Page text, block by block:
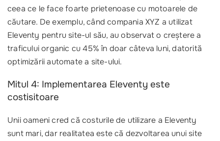
ceea ce le face foarte prietenoase cu motoarele de
căutare. De exemplu, când compania XYZ a utilizat
Eleventy pentru site-ul său, au observat o creștere a
traficului organic cu 45% în doar câteva luni, datorită
optimizării automate a site-ului.
Mitul 4: Implementarea Eleventy este
costisitoare
Unii oameni cred că costurile de utilizare a Eleventy
sunt mari, dar realitatea este că dezvoltarea unui site